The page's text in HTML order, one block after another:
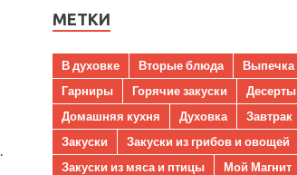
МЕТКИ
В духовке Вторые блюда
Выпечка
Гарниры
Горячие закуски
Десерты
Домашняя кухня
Духовка
Завтрак
Закуски
Закуски из грибов и овощей
Закуски из мяса и птицы
Мой Магнит